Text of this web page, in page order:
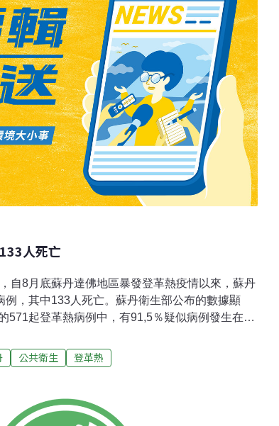
人死亡
自8月底蘇丹達佛地區暴發登革熱疫情以來，蘇丹
例，其中133人死亡。蘇丹衛生部公布的數據顯
571起登革熱病例中，有91,5％疑似病例發生在達
的西達佛州和北達佛州。目前，世界衛生組織派
佛地區指導防疫工作，並與蘇丹衛生部防疫人員
公共衛生 登革熱